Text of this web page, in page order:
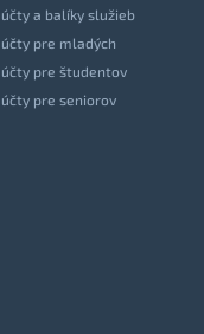
účty a balíky služieb
účty pre mladých
účty pre študentov
účty pre seniorov